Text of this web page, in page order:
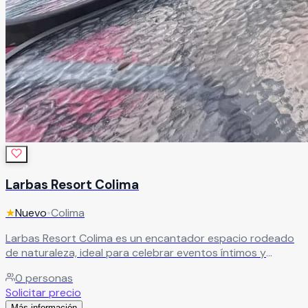
Larbas Resort Colima
★Nuevo•Colima
Larbas Resort Colima es un encantador espacio rodeado
de naturaleza, ideal para celebrar eventos íntimos y
belleza natural. El recinto cuenta con dos terrazas con
impresionantes vistas hacia árboles y montañas, creando
0 personas
Solicitar precio